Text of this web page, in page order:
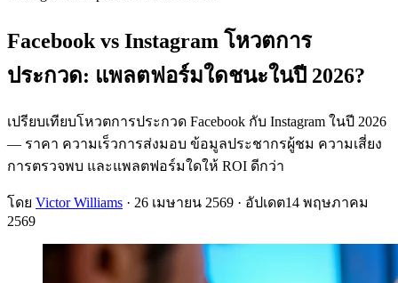
Facebook vs Instagram โหวตการ
ประกวด: แพลตฟอร์มใดชนะในปี 2026?
เปรียบเทียบโหวตการประกวด Facebook กับ Instagram ในปี 2026
— ราคา ความเร็วการส่งมอบ ข้อมูลประชากรผู้ชม ความเสี่ยง
การตรวจพบ และแพลตฟอร์มใดให้ ROI ดีกว่า
โดย Victor Williams · 26 เมษายน 2569 · อัปเดต14 พฤษภาคม
2569